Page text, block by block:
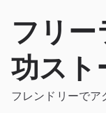
フリ
功スト
フレンドリーでア